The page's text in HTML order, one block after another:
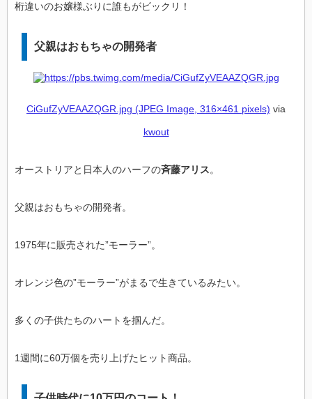
桁違いのお嬢様ぶりに誰もがビックリ！
父親はおもちゃの開発者
CiGufZyVEAAZQGR.jpg (JPEG Image, 316×461 pixels) via
kwout
オーストリアと日本人のハーフの斉藤アリス。
父親はおもちゃの開発者。
1975年に販売された”モーラー”。
オレンジ色の”モーラー”がまるで生きているみたい。
多くの子供たちのハートを掴んだ。
1週間に60万個を売り上げたヒット商品。